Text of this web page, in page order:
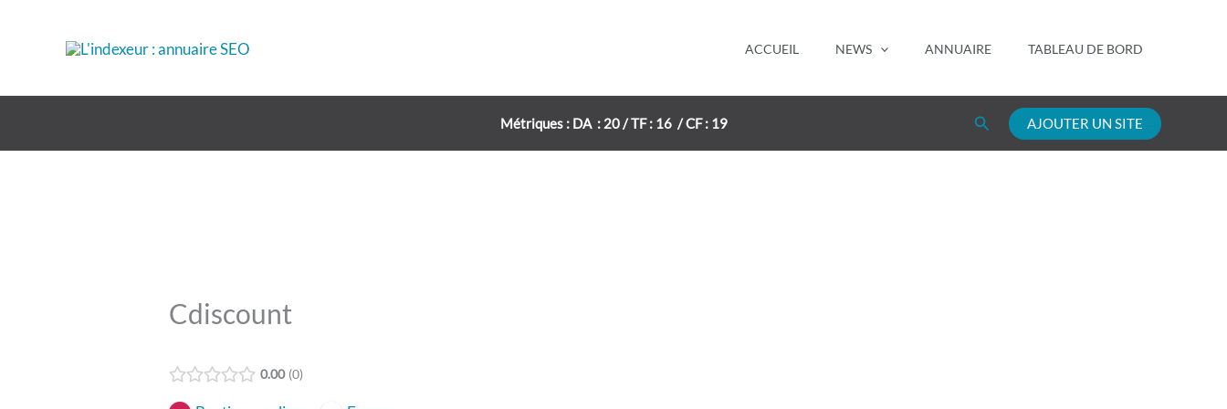
ACCUEIL NEWS ANNUAIRE TABLEAU DE BORD
Métriques : DA : 20 / TF : 16 / CF : 19 RechercherAJOUTER UN SITE
Cdiscount
0.00 0